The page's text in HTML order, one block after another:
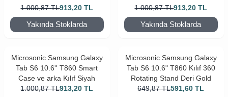
1.000,87 TL913,20 TL
Yakında Stoklarda
1.000,87 TL913,20 TL
Yakında Stoklarda
Microsonic Samsung Galaxy
Tab S6 10.6'' T860 Smart
Case ve arka Kılıf Siyah
1.000,87 TL913,20 TL
Microsonic Samsung Galaxy
Tab S6 10.6" T860 Kılıf 360
Rotating Stand Deri Gold
649,87 TL591,60 TL